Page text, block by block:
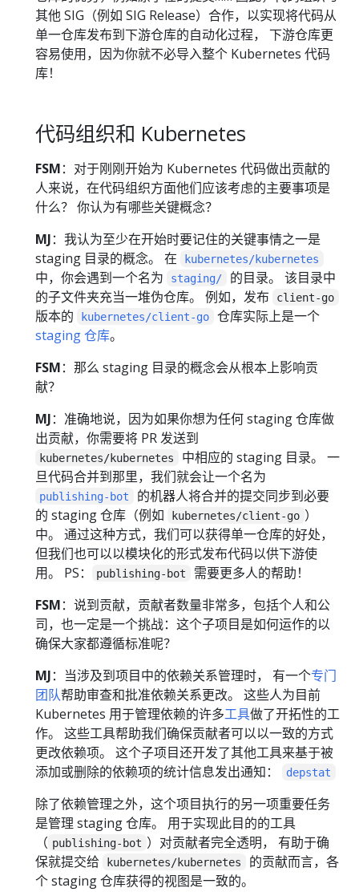
其他 SIG（例如 SIG Release）合作，以实现将代码从
单一仓库发布到下游仓库的自动化过程， 下游仓库更
容易使用，因为你就不必导入整个 Kubernetes 代码
库！
代码组织和 Kubernetes
FSM：对于刚刚开始为 Kubernetes 代码做出贡献的
人来说，在代码组织方面他们应该考虑的主要事项是
什么？ 你认为有哪些关键概念？
MJ：我认为至少在开始时要记住的关键事情之一是
staging 目录的概念。 在
kubernetes/kubernetes
中，你会遇到一个名为 staging/
的目录。 该目录中
的子文件夹充当一堆伪仓库。 例如，发布
client-go
版本的 kubernetes/client-go
仓库实际上是一个
staging 仓库。
FSM：那么 staging 目录的概念会从根本上影响贡
献？
MJ：准确地说，因为如果你想为任何 staging 仓库做
出贡献，你需要将 PR 发送到
kubernetes/kubernetes
中相应的 staging 目录。 一
旦代码合并到那里，我们就会让一个名为
publishing-bot
的机器人将合并的提交同步到必要
的 staging 仓库（例如
kubernetes/client-go ）
中。 通过这种方式，我们可以获得单一仓库的好处，
但我们也可以以模块化的形式发布代码以供下游使
用。 PS：
publishing-bot
需要更多人的帮助！
FSM：说到贡献，贡献者数量非常多，包括个人和公
司，也一定是一个挑战：这个子项目是如何运作的以
确保大家都遵循标准呢？
MJ：当涉及到项目中的依赖关系管理时， 有一个专门
团队帮助审查和批准依赖关系更改。 这些人为目前
Kubernetes 用于管理依赖的许多工具做了开拓性的工
作。 这些工具帮助我们确保贡献者可以以一致的方式
更改依赖项。 这个子项目还开发了其他工具来基于被
添加或删除的依赖项的统计信息发出通知：
depstat
除了依赖管理之外，这个项目执行的另一项重要任务
是管理 staging 仓库。 用于实现此目的的工具
（ publishing-bot ）对贡献者完全透明， 有助于确
保就提交给
kubernetes/kubernetes
的贡献而言，各
个 staging 仓库获得的视图是一致的。